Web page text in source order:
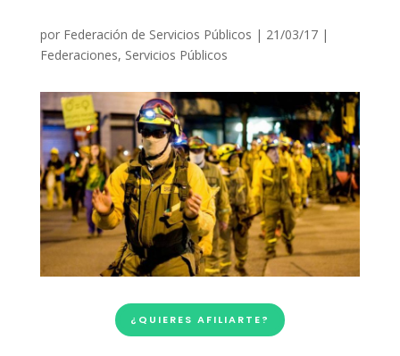
por Federación de Servicios Públicos | 21/03/17|
Federaciones, Servicios Públicos
¿QUIERES AFILIARTE?